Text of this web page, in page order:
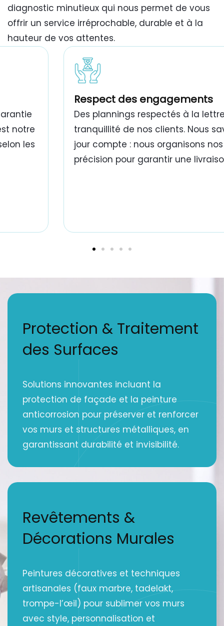
diagnostic minutieux qui nous permet de vous
offrir un service irréprochable, durable et à la
hauteur de vos attentes.
travaux de peinture bâtiment Tunisie
notre
les
Respect des engagements
Des plannings respectés à la
tranquillité de nos clients. Nous
jour compte : nous organisons
précision pour garantir une
Protection & Traitement
des Surfaces
Solutions innovantes incluant la
protection de façade et la peinture
anticorrosion pour préserver et renforcer
vos murs et structures métalliques, en
garantissant durabilité et invisibilité.
Revêtements &
Décorations Murales
Peintures décoratives et techniques
artisanales (faux marbre, tadelakt,
trompe-l’œil) pour sublimer vos murs
avec style, personnalisation et